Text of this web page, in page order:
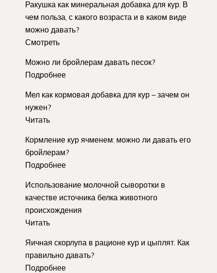
Ракушка как минеральная добавка для кур. В
чем польза, с какого возраста и в каком виде
можно давать?
Смотреть
Можно ли бройлерам давать песок?
Подробнее
Мел как кормовая добавка для кур – зачем он
нужен?
Читать
Кормление кур ячменем: можно ли давать его
бройлерам?
Подробнее
Использование молочной сыворотки в
качестве источника белка животного
происхождения
Читать
Яичная скорлупа в рационе кур и цыплят. Как
правильно давать?
Подробнее